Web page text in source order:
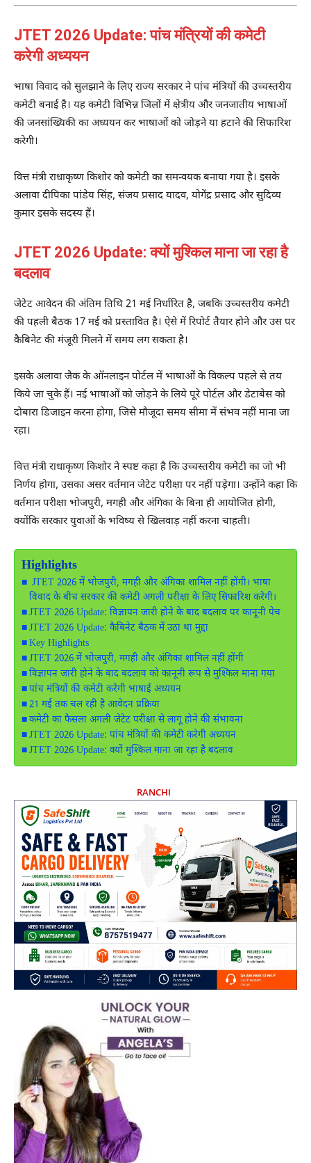
JTET 2026 Update: पांच मंत्रियों की कमेटी
करेगी अध्ययन
भाषा विवाद को सुलझाने के लिए राज्य सरकार ने पांच मंत्रियों की उच्चस्तरीय
कमेटी बनाई है। यह कमेटी विभिन्न जिलों में क्षेत्रीय और जनजातीय भाषाओं
की जनसांख्यिकी का अध्ययन कर भाषाओं को जोड़ने या हटाने की सिफारिश
करेगी।
वित्त मंत्री राधाकृष्ण किशोरको कमेटी का समन्वयक बनाया गया है। इसके
अलावा दीपिका पांडेय सिंह, संजय प्रसाद यादव, योगेंद्र प्रसाद औरसुदिव्य
कुमारइसके सदस्य हैं।
JTET 2026 Update: क्यों मुश्किल माना जा रहा है
बदलाव
जेटेट आवेदन की अंतिम तिथि 21 मई निर्धारित है, जबकि उच्चस्तरीय कमेटी
की पहली बैठक 17 मई को प्रस्तावित है। ऐसे में रिपोर्ट तैयार होने और उस पर
कैबिनेट की मंजूरी मिलने में समय लग सकता है।
इसके अलावा जैक के ऑनलाइन पोर्टल में भाषाओं के विकल्प पहले से तय
किये जा चुके हैं। नई भाषाओं को जोड़ने के लिये पूरे पोर्टल और डेटाबेस को
दोबारा डिजाइन करना होगा, जिसे मौजूदा समय सीमा में संभव नहीं माना जा
रहा।
वित्त मंत्री राधाकृष्ण किशोरने स्पष्ट कहा है कि उच्चस्तरीय कमेटी का जो भी
निर्णय होगा, उसका असर वर्तमान जेटेट परीक्षा पर नहीं पड़ेगा। उन्होंने कहा कि
वर्तमान परीक्षा भोजपुरी, मगही और अंगिका के बिना ही आयोजित होगी,
क्योंकि सरकार युवाओं के भविष्य से खिलवाड़ नहीं करना चाहती।
Highlights
JTET 2026 में भोजपुरी, मगही और अंगिका शामिल नहीं होंगी। भाषा
विवाद के बीच सरकार की कमेटी अगली परीक्षा के लिए सिफारिश करेगी।
JTET 2026 Update: विज्ञापन जारी होने के बाद बदलाव पर कानूनी पेच
JTET 2026 Update: कैबिनेट बैठक में उठा था मुद्दा
Key Highlights
JTET 2026 में भोजपुरी, मगही और अंगिका शामिल नहीं होंगी
विज्ञापन जारी होने के बाद बदलाव को कानूनी रूप से मुश्किल माना गया
पांच मंत्रियों की कमेटी करेगी भाषाई अध्ययन
21 मई तक चल रही है आवेदन प्रक्रिया
कमेटी का फैसला अगली जेटेट परीक्षा से लागू होने की संभावना
JTET 2026 Update: पांच मंत्रियों की कमेटी करेगी अध्ययन
JTET 2026 Update: क्यों मुश्किल माना जा रहा है बदलाव
RANCHI